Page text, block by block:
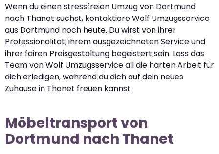
Wenn du einen stressfreien Umzug von Dortmund
nach Thanet suchst, kontaktiere Wolf Umzugsservice
aus Dortmund noch heute. Du wirst von ihrer
Professionalität, ihrem ausgezeichneten Service und
ihrer fairen Preisgestaltung begeistert sein. Lass das
Team von Wolf Umzugsservice all die harten Arbeit für
dich erledigen, während du dich auf dein neues
Zuhause in Thanet freuen kannst.
Möbeltransport von
Dortmund nach Thanet